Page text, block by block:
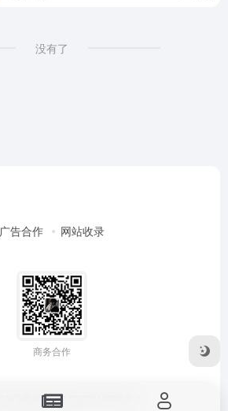
没有了
广告合作 网站收录
商务合作
豫ICP备2023015936号-1